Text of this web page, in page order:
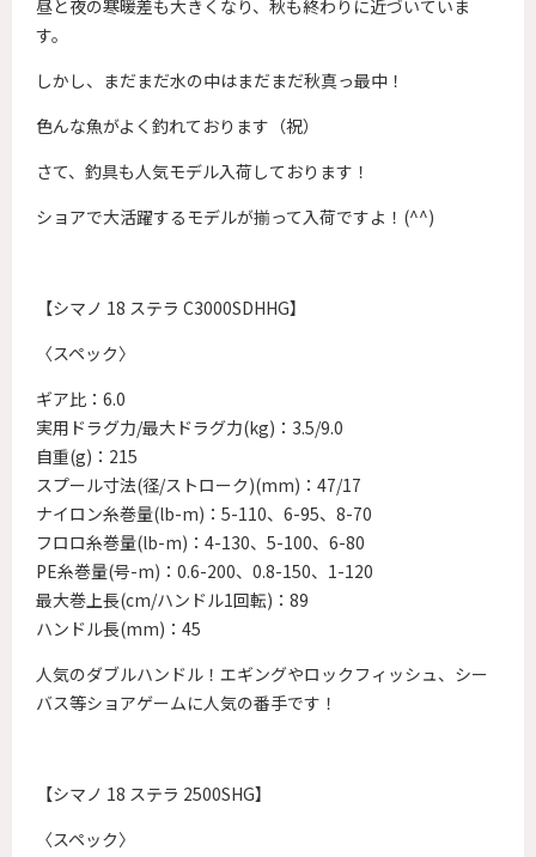
昼と夜の寒暖差も大きくなり、秋も終わりに近づいていま
す。
しかし、まだまだ水の中はまだまだ秋真っ最中！
色んな魚がよく釣れております（祝）
さて、釣具も人気モデル入荷しております！
ショアで大活躍するモデルが揃って入荷ですよ！(^^)
【シマノ 18 ステラ C3000SDHHG】
〈スペック〉
ギア比：6.0
実用ドラグ力/最大ドラグ力(kg)：3.5/9.0
自重(g)：215
スプール寸法(径/ストローク)(mm)：47/17
ナイロン糸巻量(lb-m)：5-110、6-95、8-70
フロロ糸巻量(lb-m)：4-130、5-100、6-80
PE糸巻量(号-m)：0.6-200、0.8-150、1-120
最大巻上長(cm/ハンドル1回転)：89
ハンドル長(mm)：45
人気のダブルハンドル！エギングやロックフィッシュ、シー
バス等ショアゲームに人気の番手です！
【シマノ 18 ステラ 2500SHG】
〈スペック〉